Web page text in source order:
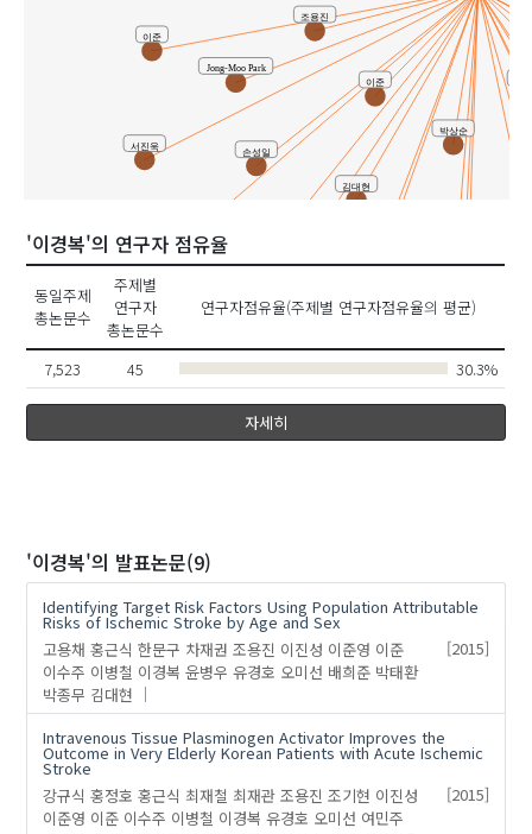
이준
이준
박상순
손성일
유경호
김대현
노학재
Jong-Moo Park
서진욱
조용진
'이경복'의 연구자 점유율
동일주제
총논문수
주제별
연구자
총논문수
연구자점유율(주제별 연구자점유율의 평균)
7,523 45 30.3%
자세히
'이경복'의 발표논문(9)
Identifying Target Risk Factors Using Population Attributable
Risks of Ischemic Stroke by Age and Sex
고용채 홍근식 한문구 차재권 조용진 이진성 이준영 이준
이수주 이병철 이경복 윤병우 유경호 오미선 배희준 박태환
박종무 김대현
[2015]
Intravenous Tissue Plasminogen Activator Improves the
Outcome in Very Elderly Korean Patients with Acute Ischemic
Stroke
강규식 홍정호 홍근식 최재철 최재관 조용진 조기현 이진성
이준영 이준 이수주 이병철 이경복 유경호 오미선 여민주
[2015]